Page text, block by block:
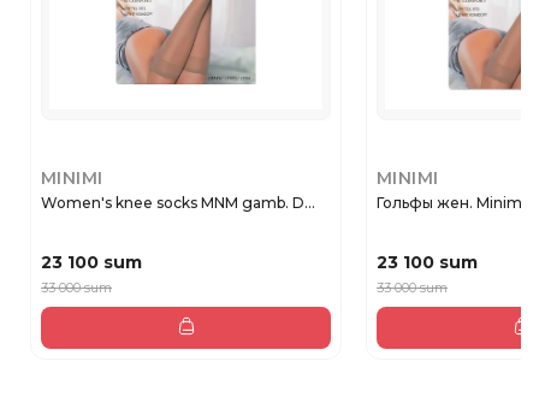
MINIMI
Women's knee socks MNM gamb. D...
23 100 sum
33 000 sum
MINIMI
Гольфы жен. Minimi
23 100 sum
33 000 sum